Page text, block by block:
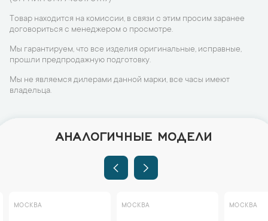
Товар находится на комиссии, в связи с этим просим заранее
договориться с менеджером о просмотре.
Мы гарантируем, что все изделия оригинальные, исправные,
прошли предпродажную подготовку.
Мы не являемся дилерами данной марки, все часы имеют
владельца.
АНАЛОГИЧНЫЕ МОДЕЛИ
МОСКВА МОСКВА МОСКВА